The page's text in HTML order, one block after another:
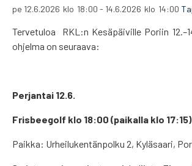
pe 12.6.2026 klo 18:00 - 14.6.2026 klo 14:00
Tervetuloa RKL:n Kesäpäiville Poriin
ohjelma on seuraava:
Perjantai 12.6.
Frisbeegolf klo 18:00 (paikalla klo 17:15)
Paikka: Urheilukentänpolku 2, Kyläsaari,